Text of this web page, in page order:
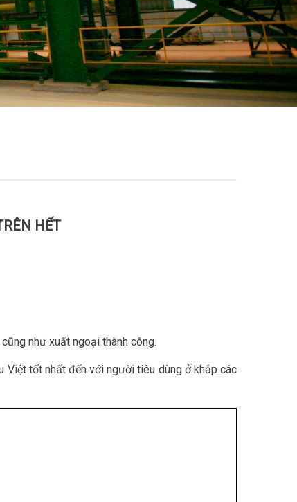
HẾT
như xuất ngoại thành công.
Việt tốt nhất đến với người tiêu dùng ở khắp các